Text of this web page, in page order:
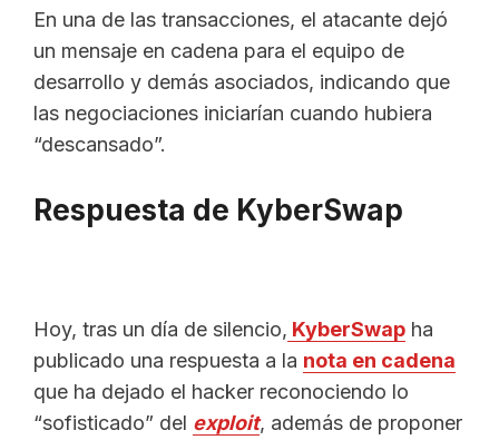
En una de las transacciones, el atacante dejó
un mensaje en cadena para el equipo de
desarrollo y demás asociados, indicando que
las negociaciones iniciarían cuando hubiera
“descansado”.
Respuesta de KyberSwap
Hoy, tras un día de silencio, KyberSwap ha
publicado una respuesta a la nota en cadena
que ha dejado el hacker reconociendo lo
“sofisticado” del exploit, además de proponer